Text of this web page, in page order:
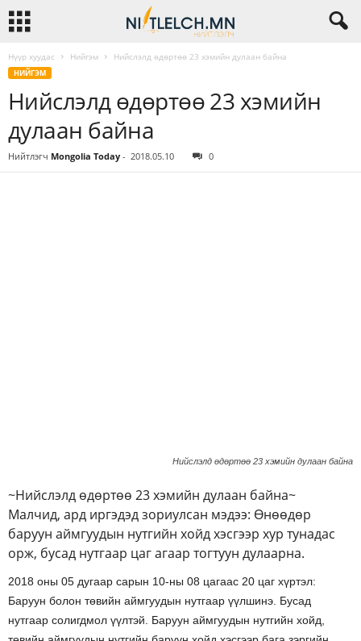
Нүүр хуудас Нийгэм Нийслэлд өдөртөө 23 хэмийн дулаан байна
НИЙГЭМ
Нийслэлд өдөртөө 23 хэмийн
дулаан байна
Нийтлэгч Mongolia Today - 2018.05.10 0
Нийслэлд өдөртөө 23 хэмийн дулаан байна
~Нийслэлд өдөртөө 23 хэмийн дулаан байна~
Малчид, ард иргэдэд зориулсан мэдээ: Өнөөдөр
баруун аймгуудын нутгийн хойд хэсгээр хур тунадас
орж, бусад нутгаар цаг агаар тогтуун дулаарна.
2018 оны 05 дугаар сарын 10-ны 08 цагаас 20 цаг хүртэл:
Баруун болон төвийн аймгуудын нутгаар үүлшинэ. Бусад
нутгаар солигдмол үүлтэй. Баруун аймгуудын нутгийн хойд,